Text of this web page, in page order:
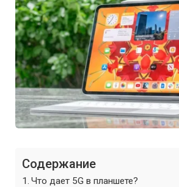
Содержание
Что дает 5G в планшете?